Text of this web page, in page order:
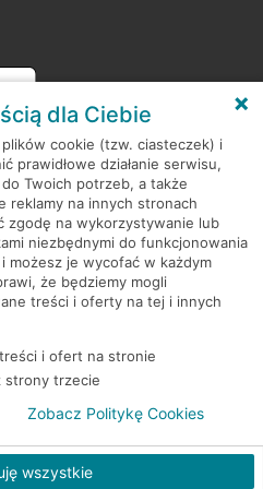
S.A. Wszelkie prawa zastrzeżone
dla Ciebie
cookie (tzw. ciasteczek) i
prawidłowe działanie serwisu,
Twoich potrzeb, a także
reklamy na innych stronach
zgodę na wykorzystywanie lub
niezbędnymi do funkcjonowania
możesz je wycofać w każdym
że będziemy mogli
treści i oferty na tej i innych
i ofert na stronie
strony trzecie
wszystkie
Zobacz Politykę Cookies